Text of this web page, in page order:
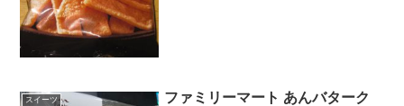
スイーツ
ファミリーマート あんバターク